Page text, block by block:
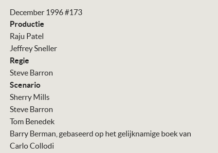
December 1996 #173
Productie
Raju Patel
Jeffrey Sneller
Regie
Steve Barron
Scenario
Sherry Mills
Steve Barron
Tom Benedek
Barry Berman, gebaseerd op het gelijknamige boek van
Carlo Collodi